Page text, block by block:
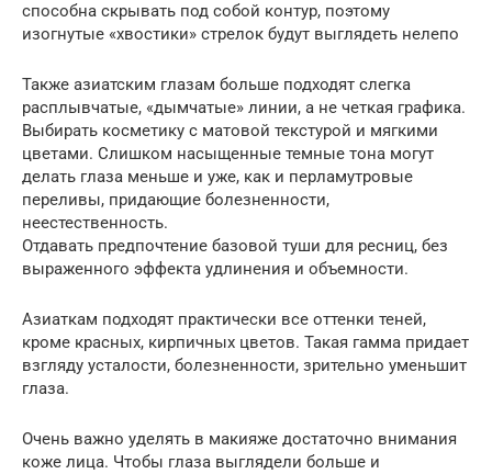
способна скрывать под собой контур, поэтому
изогнутые «хвостики» стрелок будут выглядеть нелепо
Также азиатским глазам больше подходят слегка
расплывчатые, «дымчатые» линии, а не четкая графика.
Выбирать косметику с матовой текстурой и мягкими
цветами. Слишком насыщенные темные тона могут
делать глаза меньше и уже, как и перламутровые
переливы, придающие болезненности,
неестественность.
Отдавать предпочтение базовой туши для ресниц, без
выраженного эффекта удлинения и объемности.
Азиаткам подходят практически все оттенки теней,
кроме красных, кирпичных цветов. Такая гамма придает
взгляду усталости, болезненности, зрительно уменьшит
глаза.
Очень важно уделять в макияже достаточно внимания
коже лица. Чтобы глаза выглядели больше и